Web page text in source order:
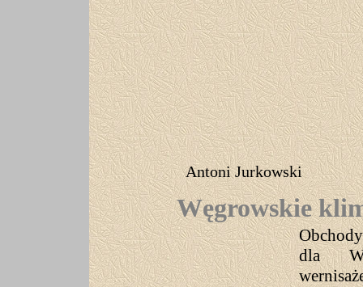
Antoni Jurkowski
Węgrowskie
dla